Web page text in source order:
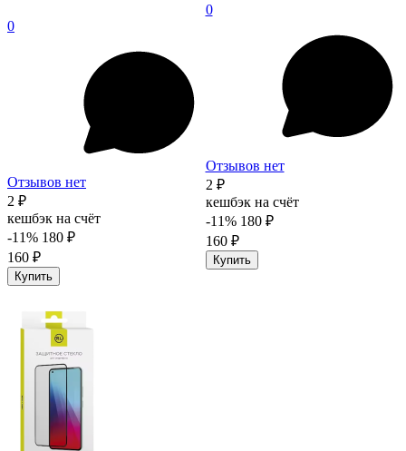
0
Отзывов нет
2 ₽
кешбэк на счёт
-11% 180 ₽
160 ₽
Купить
0
Отзывов нет
2 ₽
кешбэк на счёт
-11% 180 ₽
160 ₽
Купить